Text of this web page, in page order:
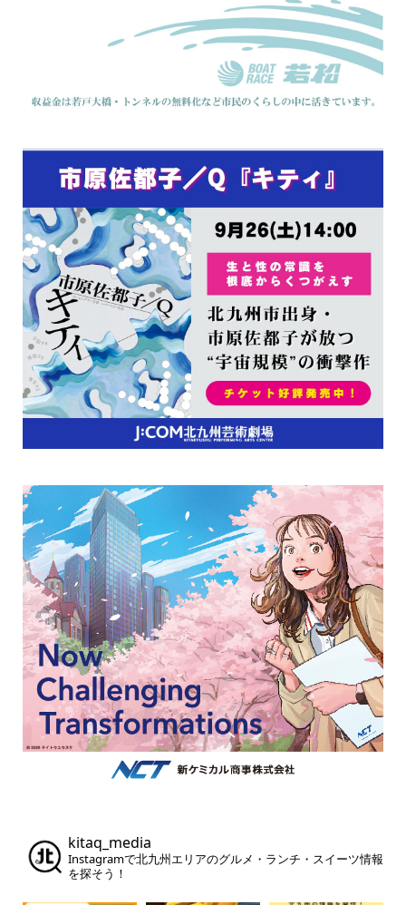
kitaq_media
Instagramで北九州エリアのグルメ・ランチ・スイーツ情報
を探そう！